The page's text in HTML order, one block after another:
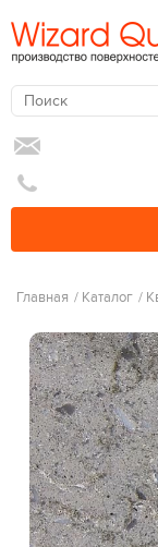
Главная / Каталог /